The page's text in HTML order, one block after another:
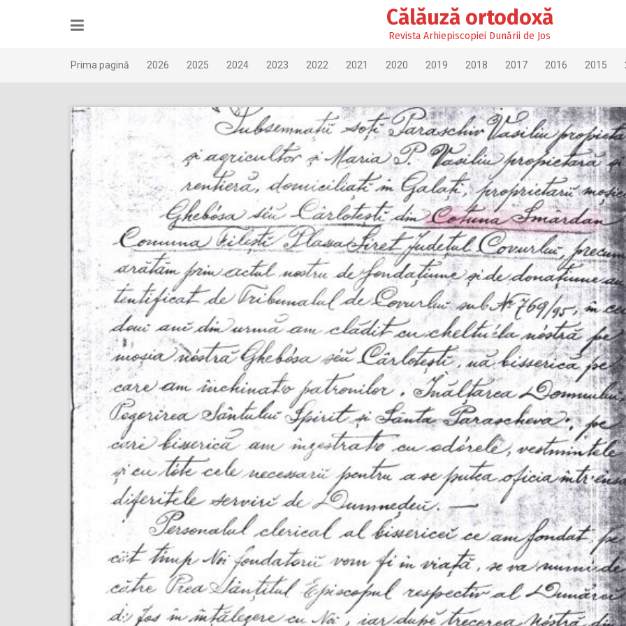
Călăuză ortodoxă
Revista Arhiepiscopiei Dunării de Jos
Prima pagină 2026 2025 2024 2023 2022 2021 2020 2019 2018 2017 2016 2015